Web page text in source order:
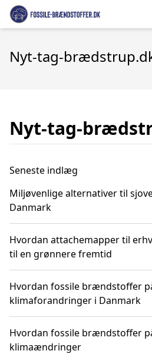
Nyt-tag-
Nyt-tag-
Seneste indlæg
Miljøvenlige alternativer til
Danmark
Hvordan attachemapper til
til en grønnere fremtid
Hvordan fossile brændstoffer
klimaforandringer i Danmark
Hvordan fossile brændstoffer
klimaændringer